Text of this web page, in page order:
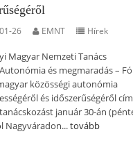
26 EMNT Hírek
Magyar Nemzeti Tanács
és megmaradás –
közösségi autonómia
és időszerűségéről
január 30-án
Nagyváradon...tovább